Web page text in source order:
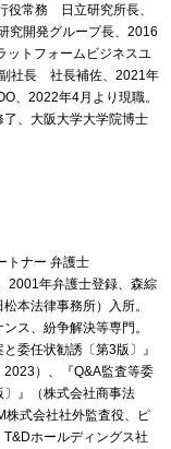
役常務 日立研究所長、
開発グループ長、2016
ットフォームビジネスユ
社長 社長補佐、2021年
、2022年4月より現職。
、大阪大学大学院博士
トナー 弁護士
2001年弁護士登録、森綜
本法律事務所）入所。
ス、紛争解決等専門。
委任状勧誘〔第3版〕』
2023）、『Q&A監査等委
』（株式会社商事法
株式会社社外監査役、ピ
ホールディングス社